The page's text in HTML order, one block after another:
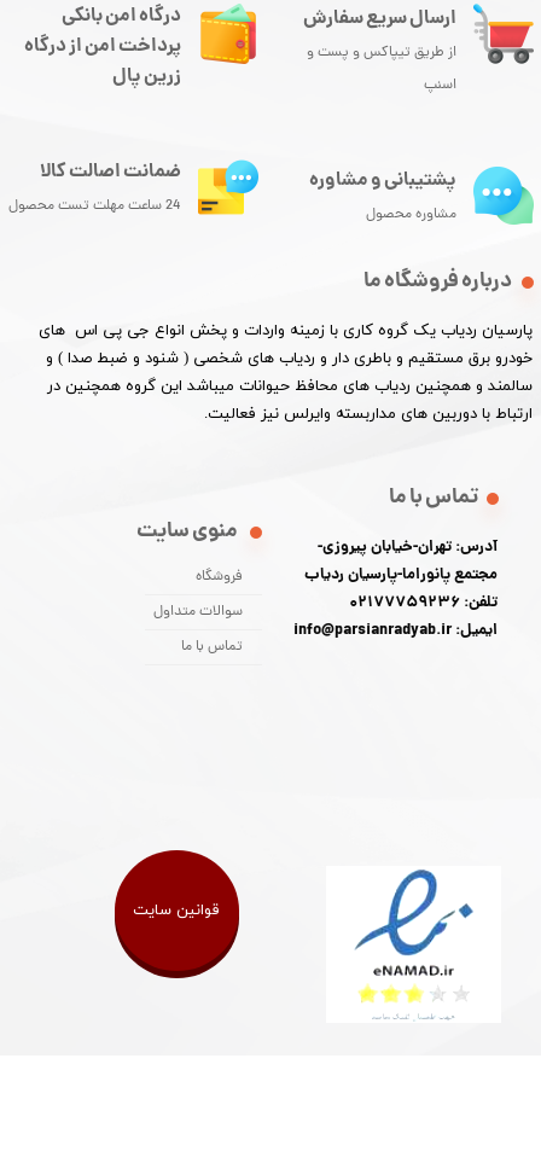
ارسال سریع سفارش
از طریق تیپاکس و پست و
اسنپ
درباره فروشگاه ما
پارسیان ردیاب یک گروه کاری با زمینه واردات و پخش انواع جی پی اس های
خودرو برق مستقیم و باطری دار و ردیاب های شخصی ( شنود و ضبط صدا ) و
سالمند و همچنین ردیاب های محافظ حیوانات میباشد این گروه همچنین در
ارتباط با دوربین های مداربسته وایرلس نیز فعالیت.​​​​​​​
منوی سایت
فروشگاه
سوالات متداول
تماس با ما
تماس با ما
آدرس: تهران-خیابان پیروزی-
مجتمع پانوراما-پارسیان ردیاب
تلفن: 02177759236
ایمیل: info@parsianradyab.ir
درگاه امن بانکی
پرداخت امن از درگاه
زرین پال
پشتیبانی و مشاوره
مشاوره محصول
ضمانت اصالت کالا
24 ساعت مهلت تست محصول
قوانین سایت